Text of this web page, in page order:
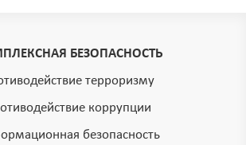
БЕЗОПАСНОСТЬ
терроризму
коррупции
безопасность